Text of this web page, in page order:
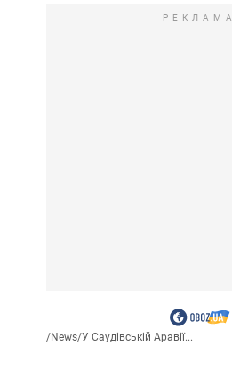
РЕКЛАМА
/News/У Саудівській Аравії...